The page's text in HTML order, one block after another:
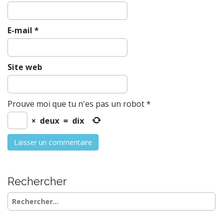
E-mail *
Site web
Prouve moi que tu n'es pas un robot*
× deux = dix
Rechercher
Rechercher :